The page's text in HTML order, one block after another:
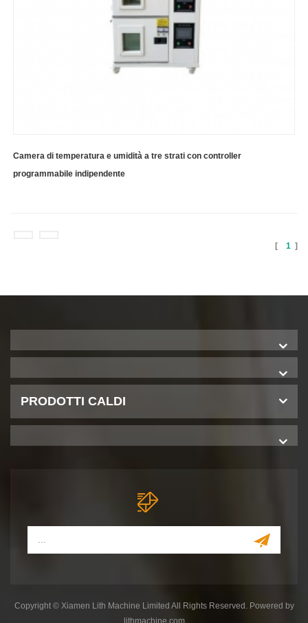
Camera di temperatura e umidità a tre strati con controller
programmabile indipendente
[ 1 ]
PRODOTTI CALDI
Copyright © Xiamen Lith Machine Limited All Rights Reserved. Powered by
lithmachine.com